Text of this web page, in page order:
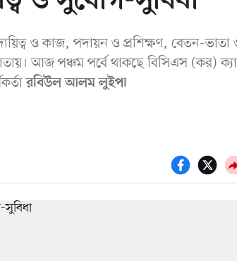
ও কাজ, পদায়ন ও প্রশিক্ষণ, বেতন-
আজ পঞ্চম পর্বে থাকছে বিসিএস (কর)
রবিউল আলম লুইপা